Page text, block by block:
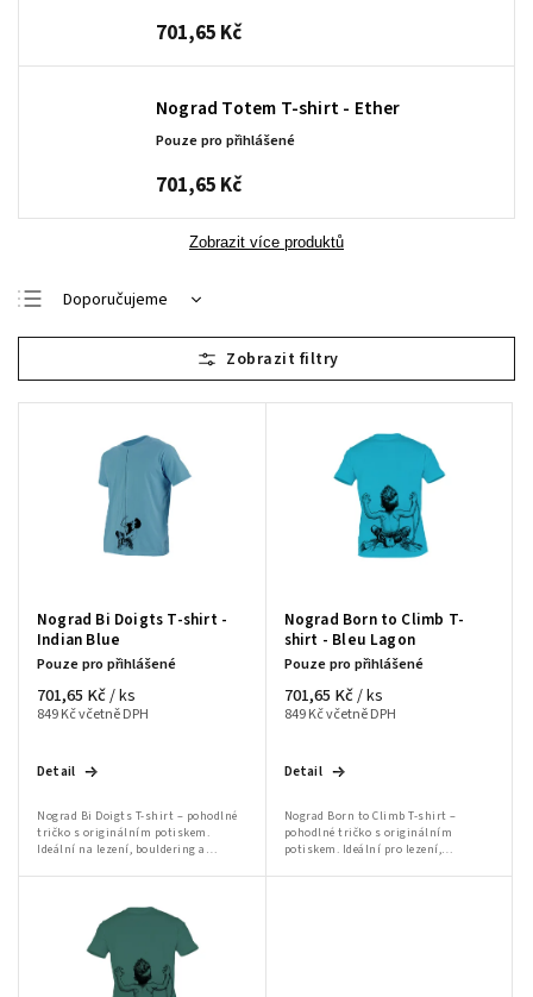
701,65 Kč
Nograd Totem T-shirt - Ether
Pouze pro přihlášené
701,65 Kč
Zobrazit více produktů
Doporučujeme
Nejlevnější
Nejdražší
Abecedně
Nograd Bi Doigts T-shirt -
Indian Blue
Pouze pro přihlášené
849 Kč včetně DPH
701,65 Kč/ ks
Detail
Nograd Bi Doigts T-shirt – pohodlné
tričko s originálním potiskem.
Ideální na lezení, bouldering a
Nograd Born to Climb T-
shirt - Bleu Lagon
Pouze pro přihlášené
849 Kč včetně DPH
701,65 Kč/ ks
Detail
Nograd Born to Climb T-shirt –
pohodlné tričko s originálním
potiskem. Ideální pro lezení,